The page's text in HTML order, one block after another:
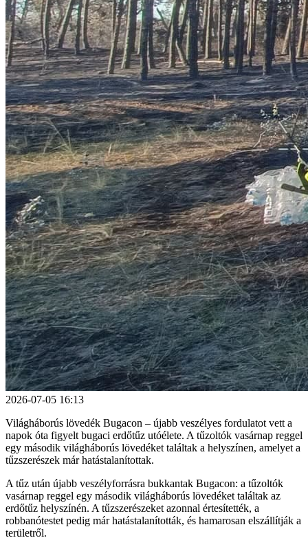
2026-07-05 16:13
Világháborús lövedék Bugacon – újabb veszélyes fordulatot vett a
napok óta figyelt bugaci erdőtűz utóélete. A tűzoltók vasárnap reggel
egy második világháborús lövedéket találtak a helyszínen, amelyet a
tűzszerészek már hatástalanítottak.
A tűz után újabb veszélyforrásra bukkantak Bugacon: a tűzoltók
vasárnap reggel egy második világháborús lövedéket találtak az
erdőtűz helyszínén. A tűzszerészeket azonnal értesítették, a
robbanótestet pedig már hatástalanították, és hamarosan elszállítják a
területről.